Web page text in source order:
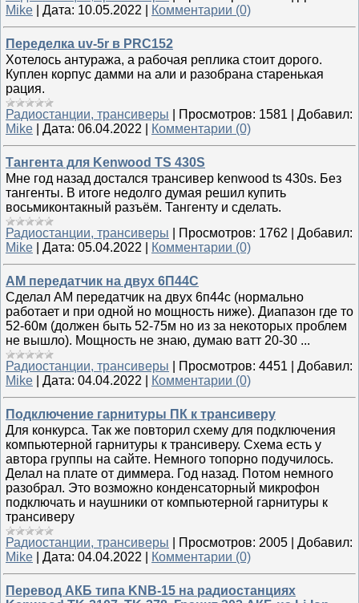
Mike
Дата: 10.05.2022 Комментарии (0)
Переделка uv-5r в PRC152
Хотелось антуража, а рабочая реплика стоит дорого.
Куплен корпус дамми на али и разобрана старенькая
рация.
Радиостанции, трансиверы
Просмотров: 1581
Добавил:
Mike
Дата: 06.04.2022 Комментарии (0)
Тангента для Kenwood TS 430S
Мне год назад достался трансивер kenwood ts 430s. Без
тангенты. В итоге недолго думая решил купить
восьмиконтакный разъём. Тангенту и сделать.
Радиостанции, трансиверы
Просмотров: 1762
Добавил:
Mike
Дата: 05.04.2022 Комментарии (0)
АМ передатчик на двух 6П44С
Сделал АМ передатчик на двух 6п44с (нормально
работает и при одной но мощность ниже). Диапазон где то
52-60м (должен быть 52-75м но из за некоторых проблем
не вышло). Мощность не знаю, думаю ватт 20-30 ...
Радиостанции, трансиверы
Просмотров: 4451
Добавил:
Mike
Дата: 04.04.2022 Комментарии (0)
Подключение гарнитуры ПК к трансиверу
Для конкурса. Так же повторил схему для подключения
компьютерной гарнитуры к трансиверу. Схема есть у
автора группы на сайте. Немного топорно подучилось.
Делал на плате от диммера. Год назад. Потом немного
разобрал. Это возможно конденсаторный микрофон
подключать и наушники от компьютерной гарнитуры к
трансиверу
Радиостанции, трансиверы
Просмотров: 2005
Добавил:
Mike
Дата: 04.04.2022 Комментарии (0)
Перевод АКБ типа KNB-15 на радиостанциях